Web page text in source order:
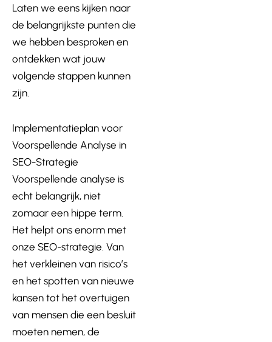
Laten we eens kijken naar
de belangrijkste punten die
we hebben besproken en
ontdekken wat jouw
volgende stappen kunnen
zijn.
Implementatieplan voor
Voorspellende Analyse in
SEO-Strategie
Voorspellende analyse is
echt belangrijk, niet
zomaar een hippe term.
Het helpt ons enorm met
onze SEO-strategie. Van
het verkleinen van risico’s
en het spotten van nieuwe
kansen tot het overtuigen
van mensen die een besluit
moeten nemen, de